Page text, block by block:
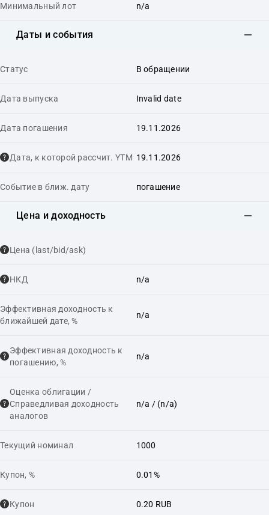
Минимальный лот n/a
Даты и события
Статус В обращении
Дата выпуска Invalid date
Дата погашения 19.11.2026
Дата, к которой рассчит. YTM 19.11.2026
Событие в ближ. дату погашение
Цена и доходность
Цена (last/bid/ask)
НКД n/a
Эффективная доходность к
ближайшей дате, %
n/a
Эффективная доходность к
погашению, %
n/a
Оценка облигации /
Справедливая доходность
аналогов
n/a / (n/a)
Текущий номинал 1000
Купон, % 0.01%
Купон 0.20 RUB